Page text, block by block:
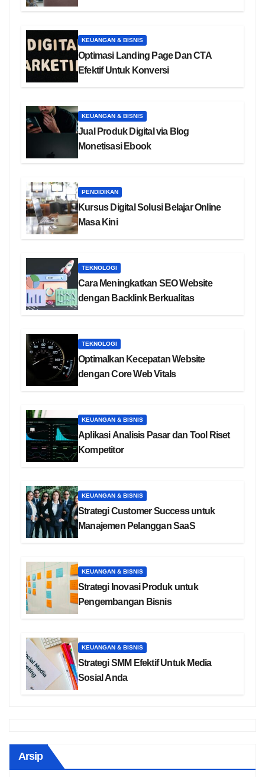
KEUANGAN & BISNIS
Optimasi Landing Page Dan CTA
Efektif Untuk Konversi
KEUANGAN & BISNIS
Jual Produk Digital via Blog
Monetisasi Ebook
PENDIDIKAN
Kursus Digital Solusi Belajar Online
Masa Kini
TEKNOLOGI
Cara Meningkatkan SEO Website
dengan Backlink Berkualitas
TEKNOLOGI
Optimalkan Kecepatan Website
dengan Core Web Vitals
KEUANGAN & BISNIS
Aplikasi Analisis Pasar dan Tool Riset
Kompetitor
KEUANGAN & BISNIS
Strategi Customer Success untuk
Manajemen Pelanggan SaaS
KEUANGAN & BISNIS
Strategi Inovasi Produk untuk
Pengembangan Bisnis
KEUANGAN & BISNIS
Strategi SMM Efektif Untuk Media
Sosial Anda
Arsip